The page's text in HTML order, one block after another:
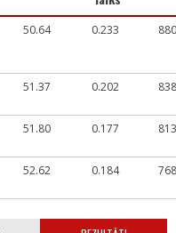
50.64 0.233 880
51.37 0.202 838
51.80 0.177 813
52.62 0.184 768